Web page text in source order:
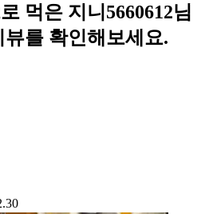
먹은 지니5660612님
를 확인해보세요.